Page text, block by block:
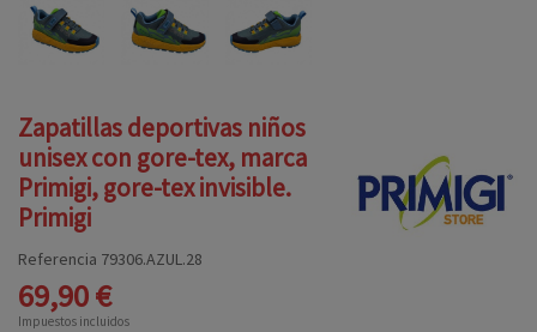
Zapatillas deportivas niños
unisex con gore-tex, marca
Primigi, gore-tex invisible.
Primigi
Referencia 79306.AZUL.28
69,90 €
Impuestos incluidos